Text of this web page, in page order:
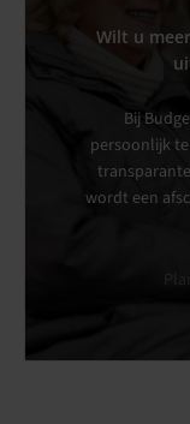
Wilt u
Bij
persoonlijk
wordt een